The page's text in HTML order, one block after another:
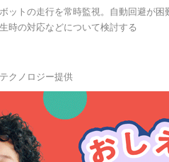
ットの走行を常時監視。自動回避が
時の対応などについて検討する
クノロジー提供